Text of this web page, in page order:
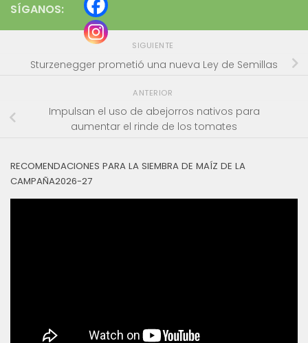
SÍGANOS:
SIGUIENTE
Sturzenegger prometió una nueva Ley de Semillas
ANTERIOR
Impulsan el uso de abejorros nativos para
aumentar el rinde de los tomates
RECOMENDACIONES PARA LA SIEMBRA DE MAÍZ DE LA
CAMPAÑA2026-27